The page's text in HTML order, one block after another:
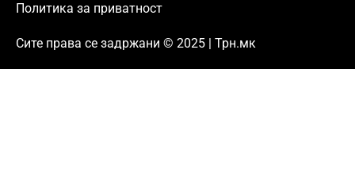
Политика за приватност
Сите права се задржани © 2025 | Трн.мк